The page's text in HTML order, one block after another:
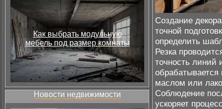
Как выбрать модульную
мебель под размер комнаты
Новости недвижимости
Создание
точной
определить
Резка
точность линий
маслом или
Соблюдение
ускоряет